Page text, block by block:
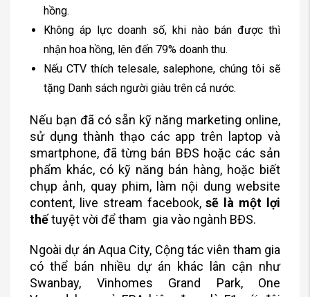
hồng.
Không áp lực doanh số, khi nào bán được thì
nhận hoa hồng, lên đến 79% doanh thu.
Nếu CTV thích telesale, salephone, chúng tôi sẽ
tặng Danh sách người giàu trên cả nước.
Nếu bạn đã có sẵn kỹ năng marketing online,
sử dụng thành thạo các app trên laptop và
smartphone, đã từng bán BĐS hoặc các sản
phẩm khác, có kỹ năng bán hàng, hoặc biết
chụp ảnh, quay phim, làm nội dung website
content, live stream facebook,sẽ là một lợi
thếtuyệt vời để tham gia vào ngành BĐS.
Ngoài dự án Aqua City, Cộng tác viên tham gia
có thể bán nhiều dự án khác lân cận như
Swanbay, Vinhomes Grand Park, One